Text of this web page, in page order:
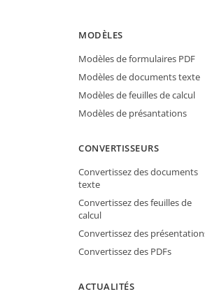
MODÈLES
Modèles de formulaires PDF
Modèles de documents texte
Modèles de feuilles de calcul
Modèles de présantations
CONVERTISSEURS
Convertissez des documents
texte
Convertissez des feuilles de
calcul
Convertissez des
Convertissez des PDFs
ACTUALITÉS